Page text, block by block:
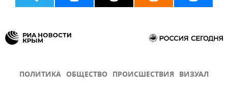
ПОЛИТИКА ОБЩЕСТВО ПРОИСШЕСТВИЯ ВИЗУАЛ